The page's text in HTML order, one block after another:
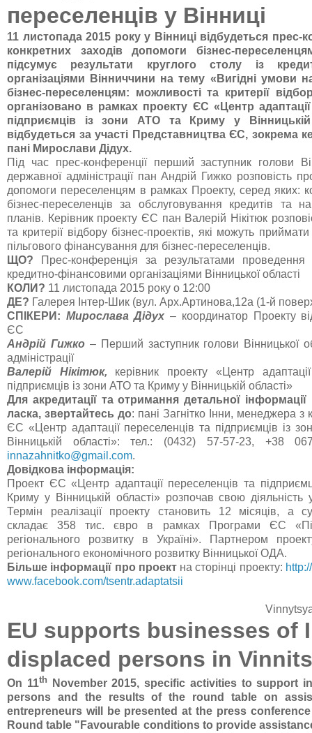
переселенців у Вінниці
11 листопада 2015 року у Вінниці відбудеться прес-
конкретних заходів допомоги бізнес-
підсумує результати круглого столу із
організаціями Вінниччини на тему «Вигідні умови
бізнес-переселенцям: можливості та критерії
організовано в рамках проекту ЄС «Центр
підприємців із зони АТО та Криму у Вінницькій
відбудеться за участі Представництва ЄС, зокрема
пані Мирослави Дідух.
Під час прес-конференції перший заступник голови
державної адміністрації пан Андрій Гижко розповість
допомоги переселенцям в рамках Проекту, серед яких:
бізнес-переселенців за обслуговування кредитів та
планів. Керівник проекту ЄС пан Валерій Нікітюк
та критерії відбору бізнес-проектів, які можуть
пільгового фінансування для бізнес-переселенців.
ЩО?
Прес-конференція за результатами проведення
кредитно-фінансовими організаціями Вінницької області
КОЛИ? 11 листопада 2015 року о 12:00
ДЕ? Галерея Інтер-Шик (вул. Арх.Артинова,12а (1-й
СПІКЕРИ: Мирослава Дідух – координатор Проекту
ЄС
Андрій Гижко – Перший заступник голови Вінницької
адміністрації
Валерій Нікітюк, керівник проекту «Центр
підприємців із зони АТО та Криму у Вінницькій області»
Для акредитації та отримання детальної інформації
ласка, звертайтесь до: пані Загнітко Інни, менеджера з
ЄС «Центр адаптації переселенців та підприємців із
Вінницькій області»: тел.: (0432) 57-57-23, +38
innazahnitko@gmail.com.
Довідкова інформація:
Проект ЄС «Центр адаптації переселенців та
Криму у Вінницькій області» розпочав свою діяльність
Термін реалізації проекту становить 12 місяців, а
складає 358 тис. євро в рамках Програми ЄС
регіонального розвитку в Україні». Партнером
регіонального економічного розвитку Вінницької ОДА.
Більше інформації про проектна сторінці проекту:
www.facebook.com/tsentr.adaptatsii
EU supports businesses of I
displaced persons in
On 11th
November 2015, specific activities to support
persons and the results of the round table on
entrepreneurs will be presented at the press
Round table "Favourable conditions to provide